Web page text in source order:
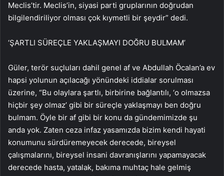
Meclis’tir. Meclis’in, siyasi parti gruplarının doğrudan
bilgilendiriliyor olması çok kıymetli bir şeydir” dedi.
‘ŞARTLI SÜREÇLE YAKLAŞMAYI DOĞRU BULMAM’
Güler, terör suçluları dahil genel af ve Abdullah Öcalan’a ev
hapsi yolunun açılacağı yönündeki iddialar sorulması
üzerine, “Bu olaylara şartlı, birbirine bağlantılı, ‘o olmazsa
hiçbir şey olmaz’ gibi bir süreçle yaklaşmayı ben doğru
bulmam. Öyle bir af gibi bir konu da gündemimizde şu
anda yok. Zaten ceza infaz yasamızda bizim kendi hayati
konumunu sürdüremeyecek derecede, bireysel
çalışmalarını, bireysel insani davranışlarını yapamayacak
derecede hasta, yatalak, bakıma muhtaç hale gelmiş